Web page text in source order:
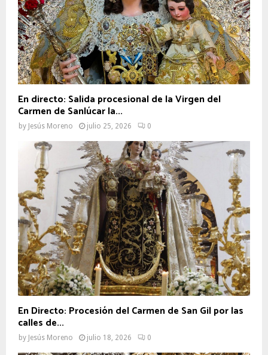
En directo: Salida procesional de la Virgen del
Carmen de Sanlúcar la...
by Jesús Moreno julio 25, 2026 0
En Directo: Procesión del Carmen de San Gil por las
calles de...
by Jesús Moreno julio 18, 2026 0